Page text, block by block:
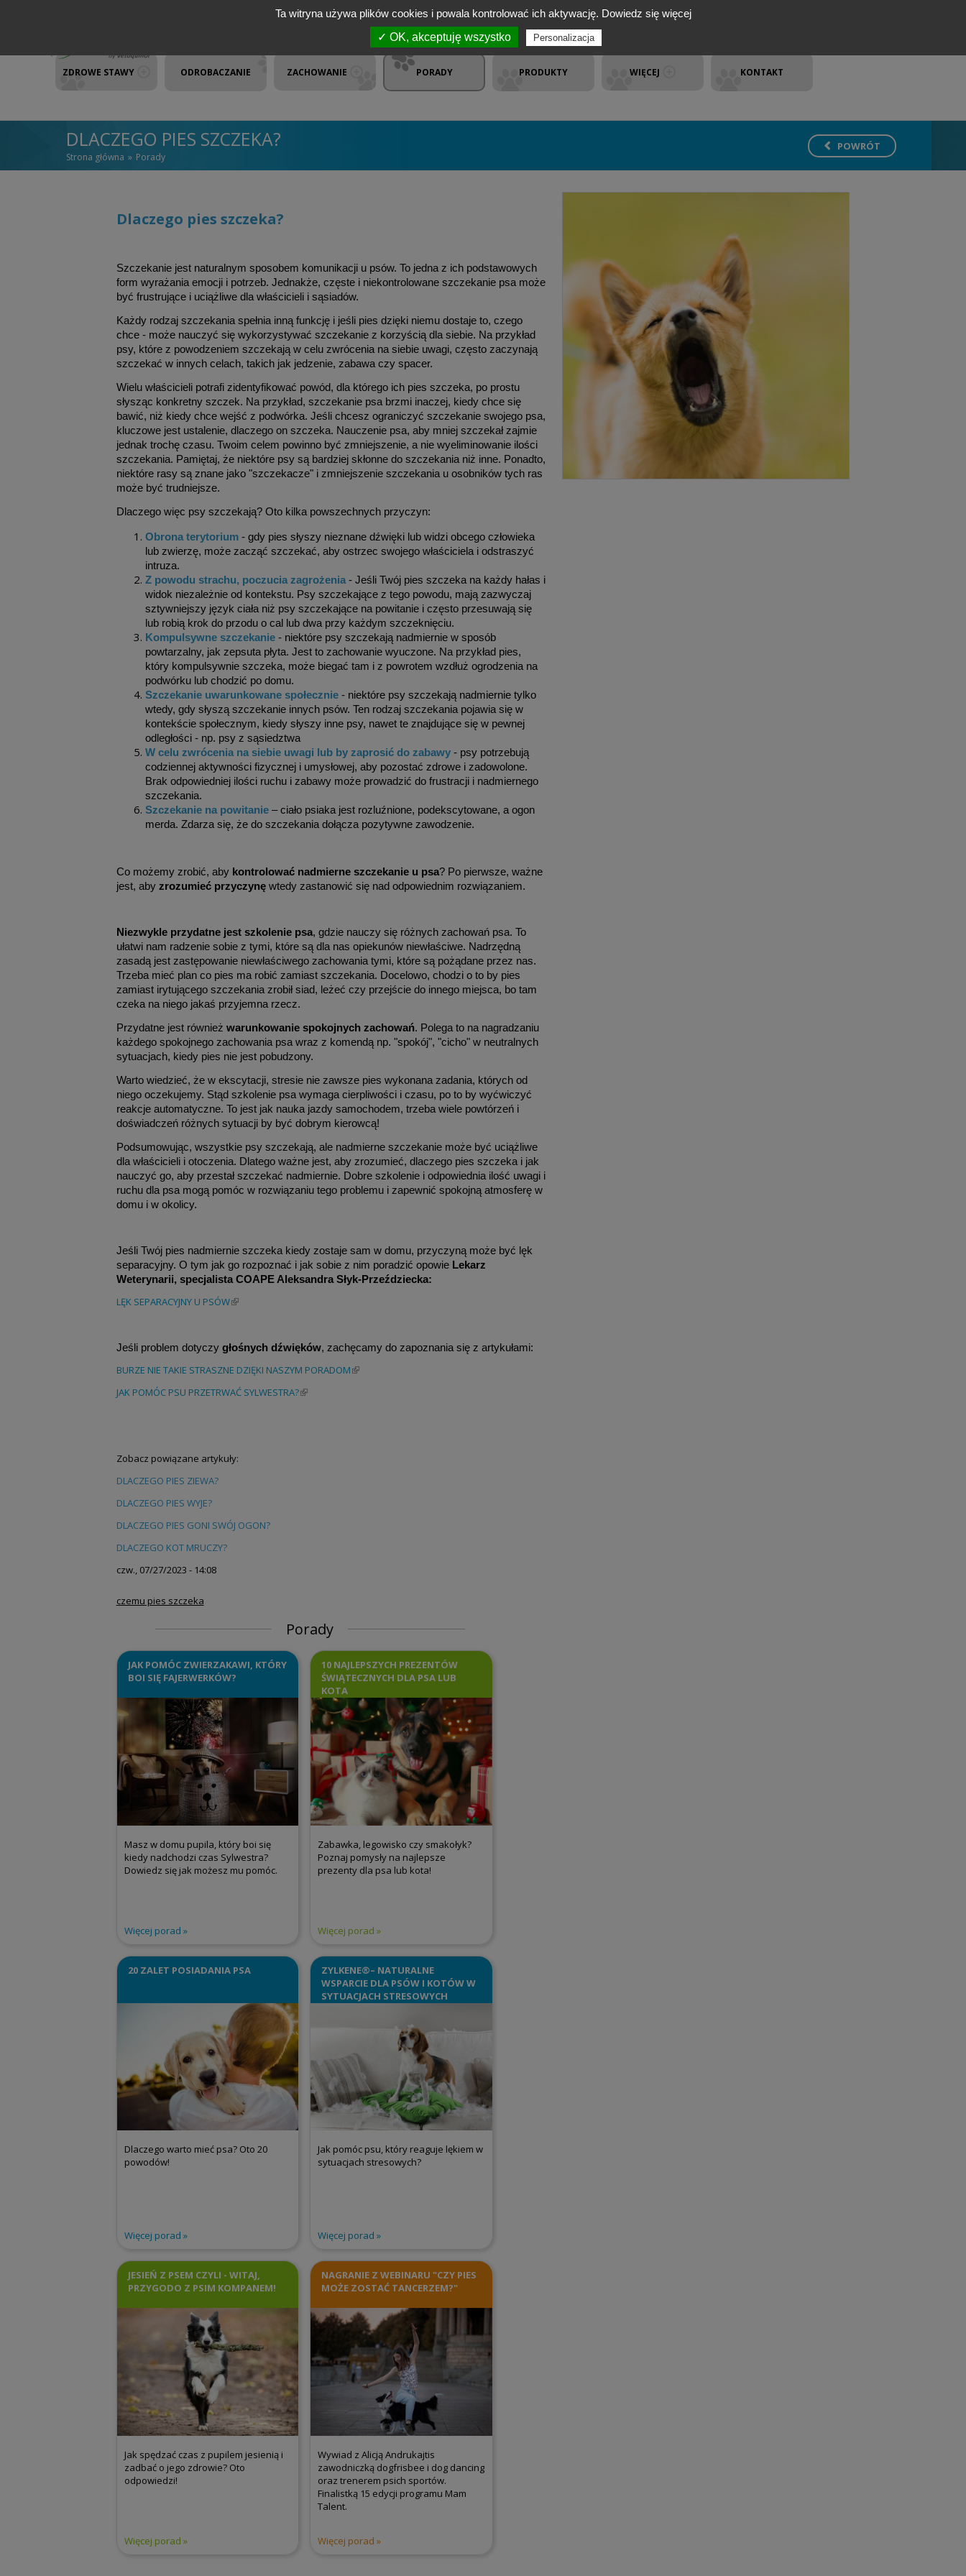
ZDROWE STAWY ODROBACZANIE ZACHOWANIE PORADY PRODUKTY WIĘCEJ KONTAKT
DLACZEGO PIES SZCZEKA? POWRÓT
JESTEŚ TUTAJ
Strona główna Porady
Dlaczego pies szczeka?
Szczekanie jest naturalnym sposobem komunikacji u psów. To jedna z ich podstawowych
form wyrażania emocji i potrzeb. Jednakże, częste i niekontrolowane szczekanie psa może
być frustrujące i uciążliwe dla właścicieli i sąsiadów.
Każdy rodzaj szczekania spełnia inną funkcję i jeśli pies dzięki niemu dostaje to, czego
chce - może nauczyć się wykorzystywać szczekanie z korzyścią dla siebie. Na przykład
psy, które z powodzeniem szczekają w celu zwrócenia na siebie uwagi, często zaczynają
szczekać w innych celach, takich jak jedzenie, zabawa czy spacer.
Wielu właścicieli potrafi zidentyfikować powód, dla którego ich pies szczeka, po prostu
słysząc konkretny szczek. Na przykład, szczekanie psa brzmi inaczej, kiedy chce się
bawić, niż kiedy chce wejść z podwórka. Jeśli chcesz ograniczyć szczekanie swojego psa,
kluczowe jest ustalenie, dlaczego on szczeka. Nauczenie psa, aby mniej szczekał zajmie
jednak trochę czasu. Twoim celem powinno być zmniejszenie, a nie wyeliminowanie ilości
szczekania. Pamiętaj, że niektóre psy są bardziej skłonne do szczekania niż inne. Ponadto,
niektóre rasy są znane jako "szczekacze" i zmniejszenie szczekania u osobników tych ras
może być trudniejsze.
Dlaczego więc psy szczekają? Oto kilka powszechnych przyczyn:
Obrona terytorium - gdy pies słyszy nieznane dźwięki lub widzi obcego człowieka
lub zwierzę, może zacząć szczekać, aby ostrzec swojego właściciela i odstraszyć
intruza.
Z powodu strachu, poczucia zagrożenia - Jeśli Twój pies szczeka na każdy hałas i
widok niezależnie od kontekstu. Psy szczekające z tego powodu, mają zazwyczaj
sztywniejszy język ciała niż psy szczekające na powitanie i często przesuwają się
lub robią krok do przodu o cal lub dwa przy każdym szczeknięciu.
Kompulsywne szczekanie- niektóre psy szczekają nadmiernie w sposób
powtarzalny, jak zepsuta płyta. Jest to zachowanie wyuczone. Na przykład pies,
który kompulsywnie szczeka, może biegać tam i z powrotem wzdłuż ogrodzenia na
podwórku lub chodzić po domu.
Szczekanie uwarunkowane społecznie- niektóre psy szczekają nadmiernie tylko
wtedy, gdy słyszą szczekanie innych psów. Ten rodzaj szczekania pojawia się w
kontekście społecznym, kiedy słyszy inne psy, nawet te znajdujące się w pewnej
odległości - np. psy z sąsiedztwa
W celu zwrócenia na siebie uwagi lub by zaprosić do zabawy - psy potrzebują
codziennej aktywności fizycznej i umysłowej, aby pozostać zdrowe i zadowolone.
Brak odpowiedniej ilości ruchu i zabawy może prowadzić do frustracji i nadmiernego
szczekania.
Szczekanie na powitanie – ciało psiaka jest rozluźnione, podekscytowane, a ogon
merda. Zdarza się, że do szczekania dołącza pozytywne zawodzenie.
Co możemy zrobić, aby kontrolować nadmierne szczekanie u psa? Po pierwsze, ważne
jest, aby zrozumieć przyczynęwtedy zastanowić się nad odpowiednim rozwiązaniem.
Niezwykle przydatne jest szkolenie psa, gdzie nauczy się różnych zachowań psa. To
ułatwi nam radzenie sobie z tymi, które są dla nas opiekunów niewłaściwe. Nadrzędną
zasadą jest zastępowanie niewłaściwego zachowania tymi, które są pożądane przez nas.
Trzeba mieć plan co pies ma robić zamiast szczekania. Docelowo, chodzi o to by pies
zamiast irytującego szczekania zrobił siad, leżeć czy przejście do innego miejsca, bo tam
czeka na niego jakaś przyjemna rzecz.
Przydatne jest również warunkowanie spokojnych zachowań. Polega to na nagradzaniu
każdego spokojnego zachowania psa wraz z komendą np. "spokój", "cicho" w neutralnych
sytuacjach, kiedy pies nie jest pobudzony.
Warto wiedzieć, że w ekscytacji, stresie nie zawsze pies wykonana zadania, których od
niego oczekujemy. Stąd szkolenie psa wymaga cierpliwości i czasu, po to by wyćwiczyć
reakcje automatyczne. To jest jak nauka jazdy samochodem, trzeba wiele powtórzeń i
doświadczeń różnych sytuacji by być dobrym kierowcą!
Podsumowując, wszystkie psy szczekają, ale nadmierne szczekanie może być uciążliwe
dla właścicieli i otoczenia. Dlatego ważne jest, aby zrozumieć, dlaczego pies szczeka i jak
nauczyć go, aby przestał szczekać nadmiernie. Dobre szkolenie i odpowiednia ilość uwagi i
ruchu dla psa mogą pomóc w rozwiązaniu tego problemu i zapewnić spokojną atmosferę w
domu i w okolicy.
Jeśli Twój pies nadmiernie szczeka kiedy zostaje sam w domu, przyczyną może być lęk
separacyjny. O tym jak go rozpoznać i jak sobie z nim poradzić opowie Lekarz
Weterynarii, specjalista COAPE Aleksandra Słyk-Przeździecka:
LĘK SEPARACYJNY U PSÓW(link is external)
Jeśli problem dotyczy głośnych dźwięków, zachęcamy do zapoznania się z artykułami:
BURZE NIE TAKIE STRASZNE DZIĘKI NASZYM PORADOM(link is external)
JAK POMÓC PSU PRZETRWAĆ SYLWESTRA?(link is external)
Zobacz powiązane artykuły:
DLACZEGO PIES ZIEWA?
DLACZEGO PIES WYJE?
DLACZEGO PIES GONI SWÓJ OGON?
DLACZEGO KOT MRUCZY?
czw., 07/27/2023 - 14:08
czemu pies szczeka
Porady
JAK POMÓC ZWIERZAKAWI, KTÓRY
BOI SIĘ FAJERWERKÓW?
Masz w domu pupila, który boi się
kiedy nadchodzi czas Sylwestra?
Dowiedz się jak możesz mu pomóc.
Więcej porad
10 NAJLEPSZYCH PREZENTÓW
ŚWIĄTECZNYCH DLA PSA LUB
KOTA
Zabawka, legowisko czy smakołyk?
Poznaj pomysły na najlepsze
prezenty dla psa lub kota!
Więcej porad
20 ZALET POSIADANIA PSA
Dlaczego warto mieć psa? Oto 20
powodów!
Więcej porad
ZYLKENE®– NATURALNE
WSPARCIE DLA PSÓW I KOTÓW W
SYTUACJACH STRESOWYCH
Jak pomóc psu, który reaguje lękiem w
sytuacjach stresowych?
Więcej porad
JESIEŃ Z PSEM CZYLI - WITAJ,
PRZYGODO Z PSIM KOMPANEM!
Jak spędzać czas z pupilem jesienią i
zadbać o jego zdrowie? Oto
odpowiedzi!
Więcej porad
NAGRANIE Z WEBINARU "CZY PIES
MOŻE ZOSTAĆ TANCERZEM?"
Wywiad z Alicją Andrukajtis
zawodniczką dogfrisbee i dog dancing
oraz trenerem psich sportów.
Finalistką 15 edycji programu Mam
Talent.
Więcej porad
Ta witryna używa plików cookies i powala kontrolować ich aktywację. Dowiedz się więcej
✓ OK, akceptuję wszystko
Personalizacja